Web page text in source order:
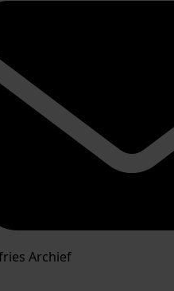
Archief